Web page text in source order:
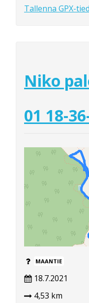
Tallenna GPX-
Niko
01 18-
MAANTIE
18.7.2021
4,53 km